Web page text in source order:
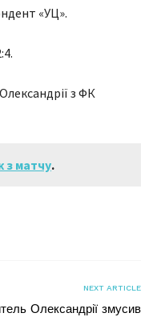
«УЦ».
з ФК
з матчу.
NEXT ARTICLE
Олександрії змусив